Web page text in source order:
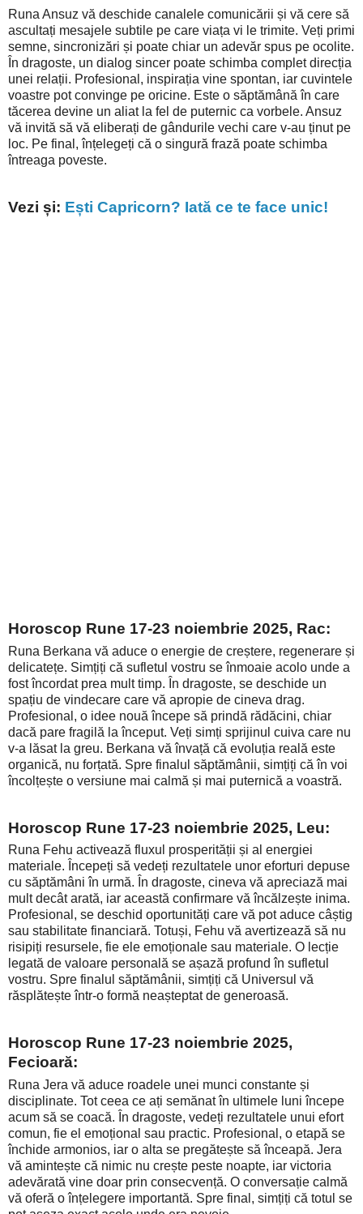
Runa Ansuz vă deschide canalele comunicării și vă cere să
ascultați mesajele subtile pe care viața vi le trimite. Veți primi
semne, sincronizări și poate chiar un adevăr spus pe ocolite.
În dragoste, un dialog sincer poate schimba complet direcția
unei relații. Profesional, inspirația vine spontan, iar cuvintele
voastre pot convinge pe oricine. Este o săptămână în care
tăcerea devine un aliat la fel de puternic ca vorbele. Ansuz
vă invită să vă eliberați de gândurile vechi care v-au ținut pe
loc. Pe final, înțelegeți că o singură frază poate schimba
întreaga poveste.
Vezi și: Ești Capricorn? Iată ce te face unic!
Horoscop Rune 17-23 noiembrie 2025, Rac:
Runa Berkana vă aduce o energie de creștere, regenerare și
delicatețe. Simțiți că sufletul vostru se înmoaie acolo unde a
fost încordat prea mult timp. În dragoste, se deschide un
spațiu de vindecare care vă apropie de cineva drag.
Profesional, o idee nouă începe să prindă rădăcini, chiar
dacă pare fragilă la început. Veți simți sprijinul cuiva care nu
v-a lăsat la greu. Berkana vă învață că evoluția reală este
organică, nu forțată. Spre finalul săptămânii, simțiți că în voi
încolțește o versiune mai calmă și mai puternică a voastră.
Horoscop Rune 17-23 noiembrie 2025, Leu:
Runa Fehu activează fluxul prosperității și al energiei
materiale. Începeți să vedeți rezultatele unor eforturi depuse
cu săptămâni în urmă. În dragoste, cineva vă apreciază mai
mult decât arată, iar această confirmare vă încălzește inima.
Profesional, se deschid oportunități care vă pot aduce câștig
sau stabilitate financiară. Totuși, Fehu vă avertizează să nu
risipiți resursele, fie ele emoționale sau materiale. O lecție
legată de valoare personală se așază profund în sufletul
vostru. Spre finalul săptămânii, simțiți că Universul vă
răsplătește într-o formă neașteptat de generoasă.
Horoscop Rune 17-23 noiembrie 2025,
Fecioară:
Runa Jera vă aduce roadele unei munci constante și
disciplinate. Tot ceea ce ați semănat în ultimele luni începe
acum să se coacă. În dragoste, vedeți rezultatele unui efort
comun, fie el emoțional sau practic. Profesional, o etapă se
închide armonios, iar o alta se pregătește să înceapă. Jera
vă amintește că nimic nu crește peste noapte, iar victoria
adevărată vine doar prin consecvență. O conversație calmă
vă oferă o înțelegere importantă. Spre final, simțiți că totul se